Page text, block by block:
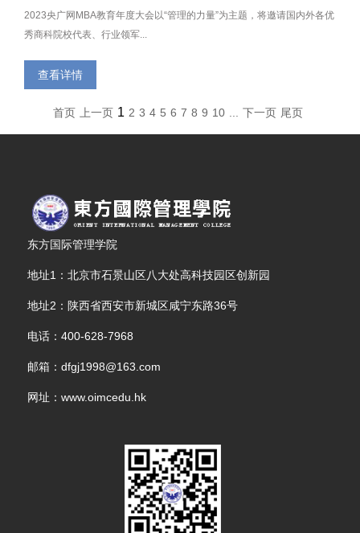
2023央广网MBA教育年度大会以“管理的力量”为主题，将邀请国内外各优
秀商科院校代表、行业领军...
查看详情
首页 上一页 1 2 3 4 5 6 7 8 9 10 下一页 尾页
东方国际管理学院
地址1：北京市石景山区八大处高科技园区创新园
地址2：陕西省西安市新城区咸宁东路36号
电话：400-628-7968
邮箱：dfgj1998@163.com
网址：www.oimcedu.hk